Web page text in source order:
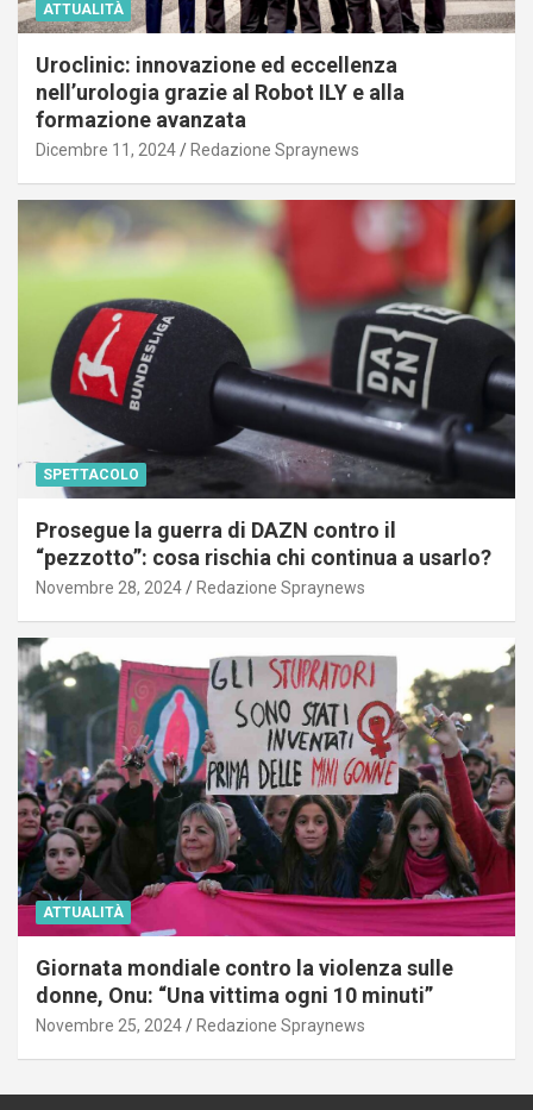
ATTUALITÀ
Uroclinic: innovazione ed eccellenza
nell’urologia grazie al Robot ILY e alla
formazione avanzata
Dicembre 11, 2024 Redazione Spraynews
SPETTACOLO
Prosegue la guerra di DAZN contro il
“pezzotto”: cosa rischia chi continua a usarlo?
Novembre 28, 2024 Redazione Spraynews
ATTUALITÀ
Giornata mondiale contro la violenza sulle
donne, Onu: “Una vittima ogni 10 minuti”
Novembre 25, 2024 Redazione Spraynews